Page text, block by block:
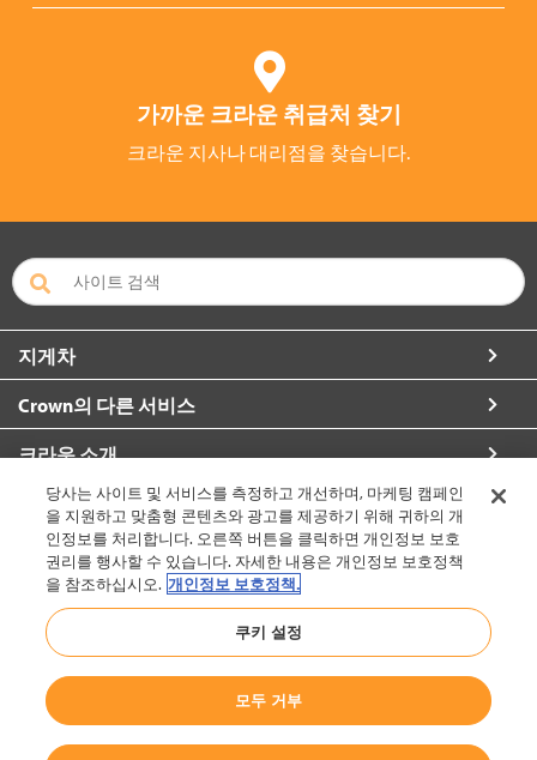
가까운 크라운 취급처 찾기
크라운 지사나 대리점을 찾습니다.
지게차
Crown의 다른 서비스
크라운 소개
자세한 정보 요청
대한민국 (변경)
맨 위로
© 2002-2026 Crown Equipment Corporation
당사는 사이트 및 서비스를 측정하고 개선하며, 마케팅 캠페인
을 지원하고 맞춤형 콘텐츠와 광고를 제공하기 위해 귀하의 개
인정보를 처리합니다. 오른쪽 버튼을 클릭하면 개인정보 보호
권리를 행사할 수 있습니다. 자세한 내용은 개인정보 보호정책
을 참조하십시오. 개인정보 보호정책.
쿠키 설정
모두 거부